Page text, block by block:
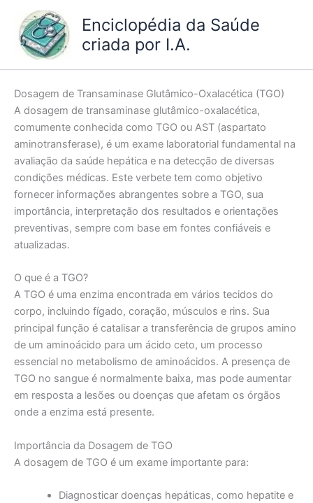
conteúdo
Enciclopédia da Saúde
criada por I.A.
Dosagem de Transaminase Glutâmico-Oxalacética (TGO)
A dosagem de transaminase glutâmico-oxalacética,
comumente conhecida como TGO ou AST (aspartato
aminotransferase), é um exame laboratorial fundamental na
avaliação da saúde hepática e na detecção de diversas
condições médicas. Este verbete tem como objetivo
fornecer informações abrangentes sobre a TGO, sua
importância, interpretação dos resultados e orientações
preventivas, sempre com base em fontes confiáveis e
atualizadas.
O que é a TGO?
A TGO é uma enzima encontrada em vários tecidos do
corpo, incluindo fígado, coração, músculos e rins. Sua
principal função é catalisar a transferência de grupos amino
de um aminoácido para um ácido ceto, um processo
essencial no metabolismo de aminoácidos. A presença de
TGO no sangue é normalmente baixa, mas pode aumentar
em resposta a lesões ou doenças que afetam os órgãos
onde a enzima está presente.
Importância da Dosagem de TGO
A dosagem de TGO é um exame importante para:
Diagnosticar doenças hepáticas, como hepatite e